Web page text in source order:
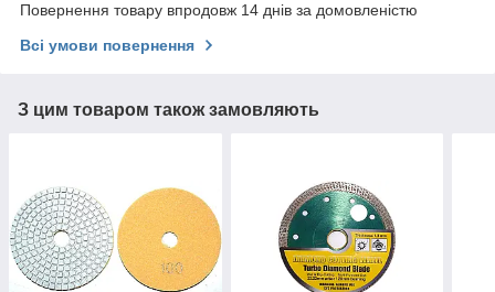
Повернення товару впродовж 14 днів за домовленістю
Всі умови повернення
З цим товаром також замовляють